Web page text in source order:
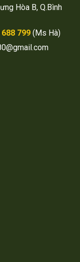
Hòa B, Q.Bình
799(Ms Hà)